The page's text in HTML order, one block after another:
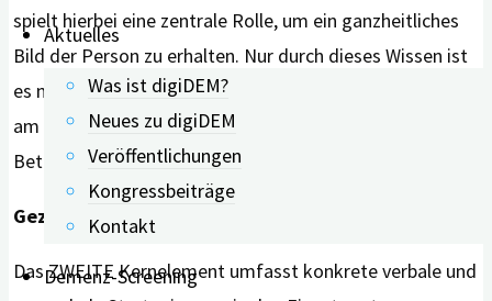
Aktuelles
Was ist digiDEM?
Neues zu digiDEM
Veröffentlichungen
Kongressbeiträge
Kontakt
Demenz-Screening
spielt hierbei eine zentrale Rolle, um ein ganzheitliches
Bild der Person zu erhalten. Nur durch dieses Wissen ist
es möglich, auch sensible Themen wie die Versorgung
am Lebensende respektvoll und im Sinne der
Betroffenen zu besprechen.
Gezielte Techniken und Hilfsmittel einsetzen
Das ZWEITE Kernelement umfasst konkrete verbale und